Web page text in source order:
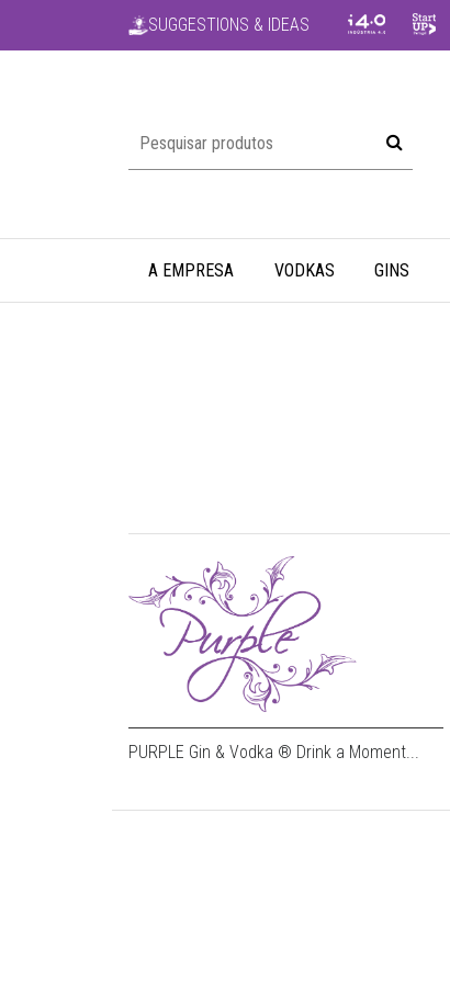
SUGGESTIONS & IDEAS
A EMPRESA VODKAS GINS
PURPLE Gin & Vodka ® Drink a Moment...